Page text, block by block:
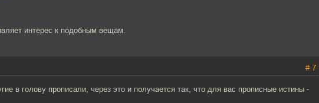
интерес к подобным вещам.
# 7
в голову прописали, через это и получается так, что для вас прописные истины -